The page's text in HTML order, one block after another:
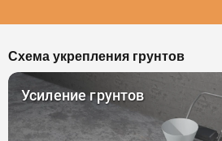
Схема укрепления грунтов